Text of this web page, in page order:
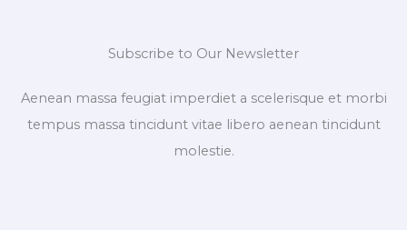
Subscribe to Our Newsletter
Aenean massa feugiat imperdiet a scelerisque et morbi
tempus massa tincidunt vitae libero aenean tincidunt
molestie.